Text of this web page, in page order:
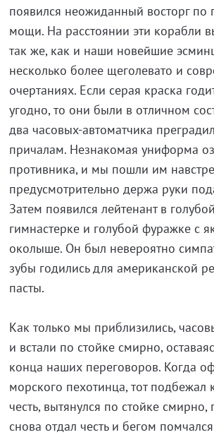
появился неожиданный восторг по
мощи. На расстоянии эти корабли
так же, как и наши новейшие
несколько более щеголевато и
очертаниях. Если серая краска
угодно, то они были в отличном
два часовых-автоматчика
причалам. Незнакомая униформа
противника, и мы пошли им
предусмотрительно держа руки
Затем появился лейтенант в
гимнастерке и голубой фуражке с
околыше. Он был невероятно
зубы годились для американской
пасты.
Как только мы приблизились,
и встали по стойке смирно,
конца наших переговоров. Когда
морского пехотинца, тот подбежал
честь, вытянулся по стойке смирно,
снова отдал честь и бегом